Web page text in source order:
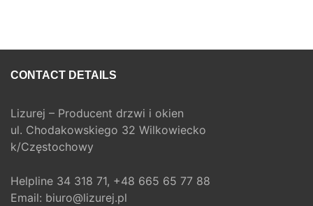
CONTACT DETAILS
Lizurej – Producent drzwi i okien
ul. Chodakowskiego 32 Wilkowiecko
k/Częstochowy
Helpline 34 318 71, +48 665 65 77 88
Email: biuro@lizurej.pl